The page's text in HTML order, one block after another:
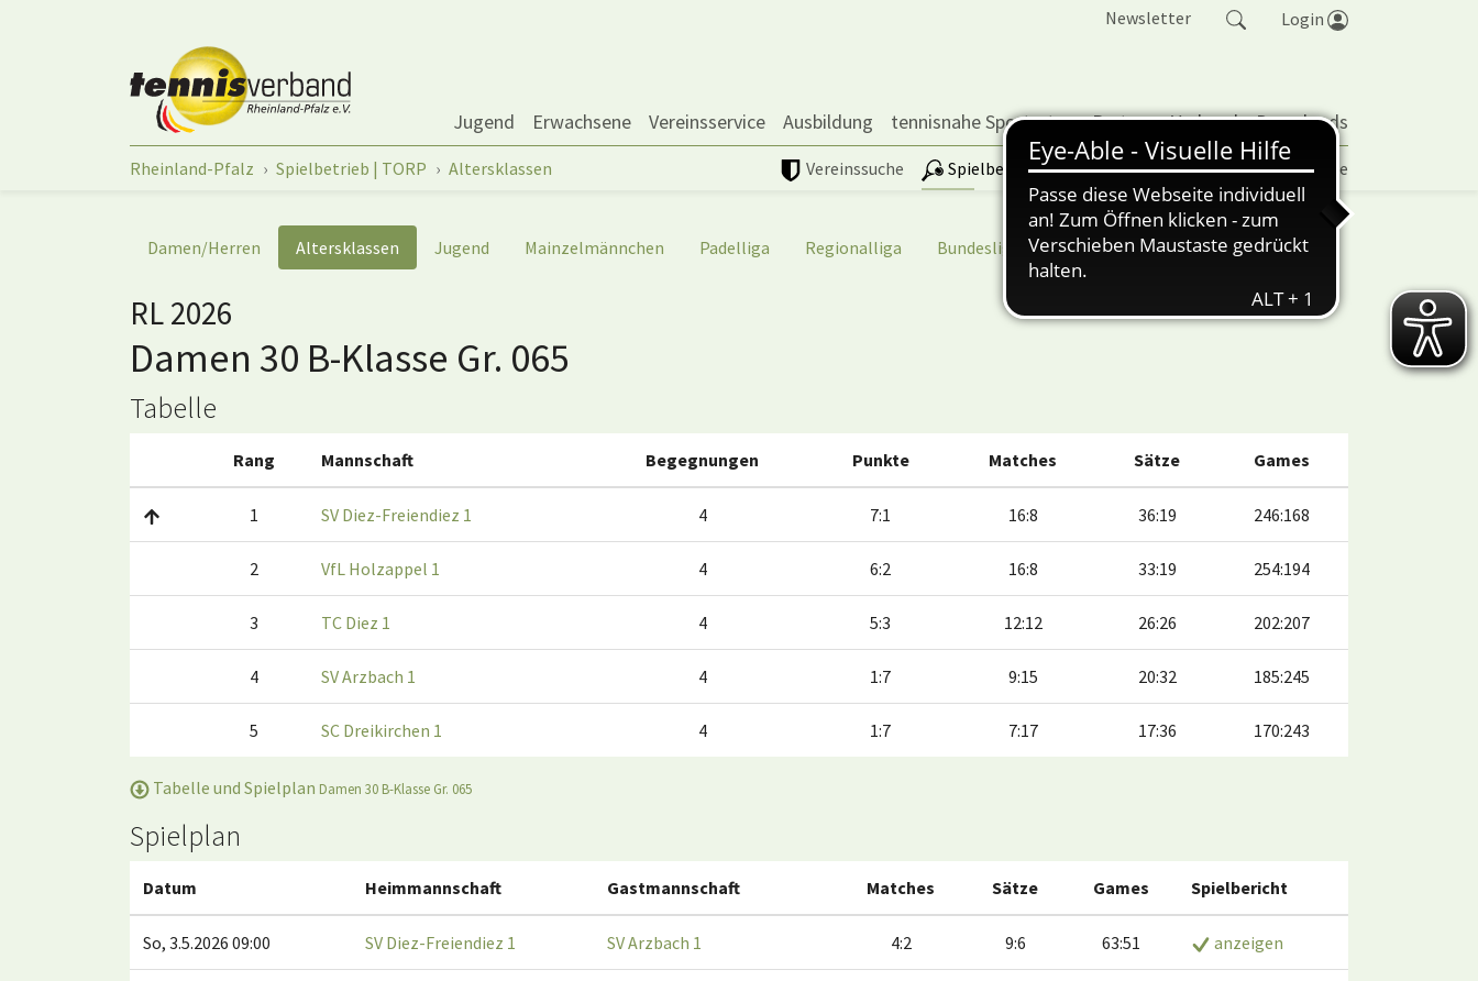
Newsletter Login
Jugend Erwachsene Vereinsservice Ausbildung tennisnahe Sportarten Partner Verband Downloads
Vereinssuche Spielbetrieb | TORP Vereinspokal Turniere
Sie sind hier:
Rheinland-Pfalz Spielbetrieb | TORP Altersklassen
Damen/Herren Altersklassen Jugend Mainzelmännchen Padelliga Regionalliga Bundesliga nuScore
RL 2026
Damen 30 B-Klasse Gr. 065
Tabelle
Rang Mannschaft Begegnungen Punkte Matches Sätze Games
1 SV Diez-Freiendiez 1 4 7:1 16:8 36:19 246:168
2 VfL Holzappel 1 4 6:2 16:8 33:19 254:194
3 TC Diez 1 4 5:3 12:12 26:26 202:207
4 SV Arzbach 1 4 1:7 9:15 20:32 185:245
5 SC Dreikirchen 1 4 1:7 7:17 17:36 170:243
Tabelle und Spielplan Damen 30 B-Klasse Gr. 065
Spielplan
Datum Heimmannschaft Gastmannschaft Matches Sätze Games Spielbericht
So, 3.5.2026 09:00 SV Diez-Freiendiez 1 SV Arzbach 1 4:2 9:6 63:51 anzeigen